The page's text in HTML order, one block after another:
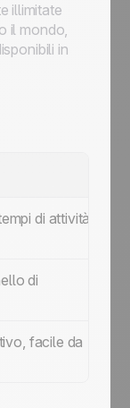
illimitate
il mondo,
in
di attività
di
facile da